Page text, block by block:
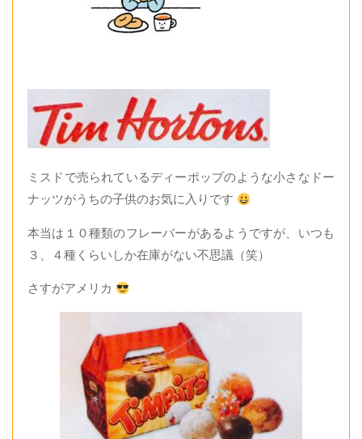
ミスドで売られているディーポップのような小さなドー
ナッツがうちの子供のお気に入りです
本当は１０種類のフレーバーがあるようですが、いつも
３、４種くらいしか在庫がない不思議（笑）
さすがアメリカ